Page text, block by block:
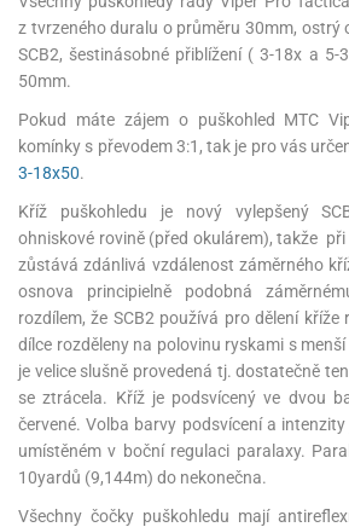
z tvrzeného duralu o průměru 30mm, ostrý
SCB2, šestinásobné přiblížení ( 3-18x a 5-
50mm.
Pokud máte zájem o puškohled MTC
komínky s převodem 3:1, tak je pro vás
3-18x50.
Kříž puškohledu je nový vylepšený
ohniskové rovině (před okulárem), takže
zůstává zdánlivá vzdálenost záměrného
osnova principielně podobná
rozdílem, že SCB2 používá pro dělení
dílce rozděleny na polovinu ryskami s
je velice slušně provedená tj. dostatečně
se ztrácela. Kříž je podsvícený ve dvou
červené. Volba barvy podsvícení a
umístěném v boční regulaci paralaxy.
10yardů (9,144m) do nekonečna.
Všechny čočky puškohledu mají